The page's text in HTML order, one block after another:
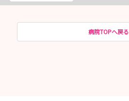
病院TOPへ戻る